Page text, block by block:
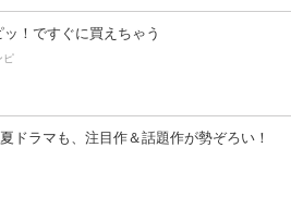
ッ！ですぐに買えちゃう
ピ
ドラマも、注目作＆話題作が勢ぞろい！